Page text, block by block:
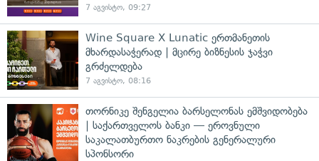
7 აგვისტო, 09:27
Wine Square X Lunatic ერთმანეთის
მხარდასაჭერად | მცირე ბიზნესის ჯაჭვი
გრძელდება
7 აგვისტო, 08:16
თორნიკე შენგელია ბარსელონას ემშვიდობება
| საქართველოს ბანკი — ეროვნული
საკალათბურთო ნაკრების გენერალური
სპონსორი